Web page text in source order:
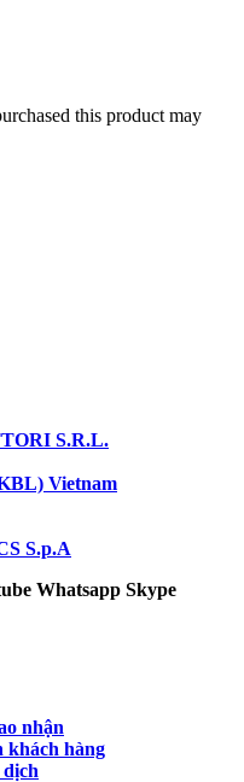
this product may
S.R.L.
Vietnam
S.p.A
Whatsapp Skype
nhận
khách hàng